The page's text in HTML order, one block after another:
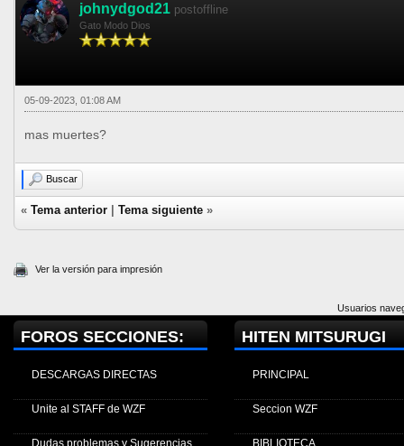
johnydgod21 postoffline
Gato Modo Dios
05-09-2023, 01:08 AM
mas muertes?
Buscar
« Tema anterior Tema siguiente »
Ver la versión para impresión
Usuarios
FOROS SECCIONES:
DESCARGAS DIRECTAS
Unite al STAFF de WZF
Dudas problemas y Sugerencias
HITEN MITSURUGI
PRINCIPAL
Seccion WZF
BIBLIOTECA